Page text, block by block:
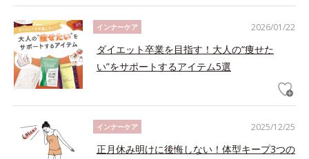
2026/01/22
インナーケア
ダイエット卒業を目指す！大人の“痩せた
い”をサポートするアイテム5選
2025/12/25
インナーケア
正月休み明けに後悔しない！体型キープ3つの